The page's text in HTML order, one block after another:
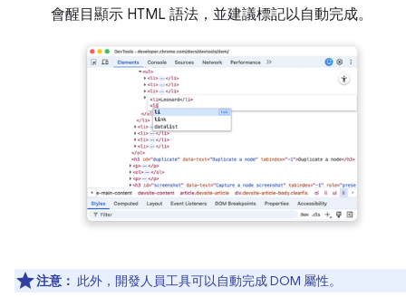
會醒目顯示 HTML 語法，並建議標記以自動完成。
注意： 此外，開發人員工具可以自動完成 DOM 屬性。